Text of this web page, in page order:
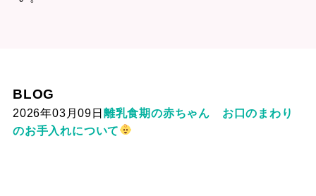
BLOG
2026年03月09日 離乳食期の赤ちゃん お口のまわり
のお手入れについて